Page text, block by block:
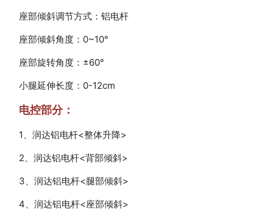
座部倾斜调节方式：铝电杆
座部倾斜角度：0~10°
座部旋转角度：±60°
小腿延伸长度：0-12cm
电控部分：
1、润达铝电杆<整体升降>
2、润达铝电杆<背部倾斜>
3、润达铝电杆<腿部倾斜>
4、润达铝电杆<座部倾斜>